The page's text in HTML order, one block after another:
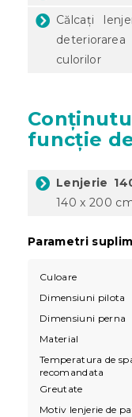
Călcați
culorilor
funcție
Lenjerie
140 x 200
Parametri
Culoare
Dimensiuni pilota
Dimensiuni perna
Material
Temperatura de
recomandata
Greutate
Motiv lenjerie de